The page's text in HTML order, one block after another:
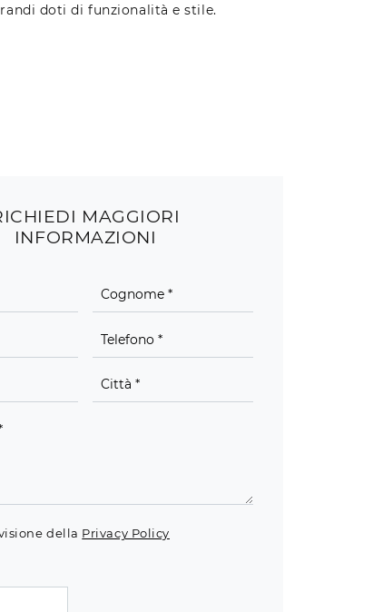
doti di funzionalità e stile.
MAGGIORI
INFORMAZIONI
della Privacy Policy